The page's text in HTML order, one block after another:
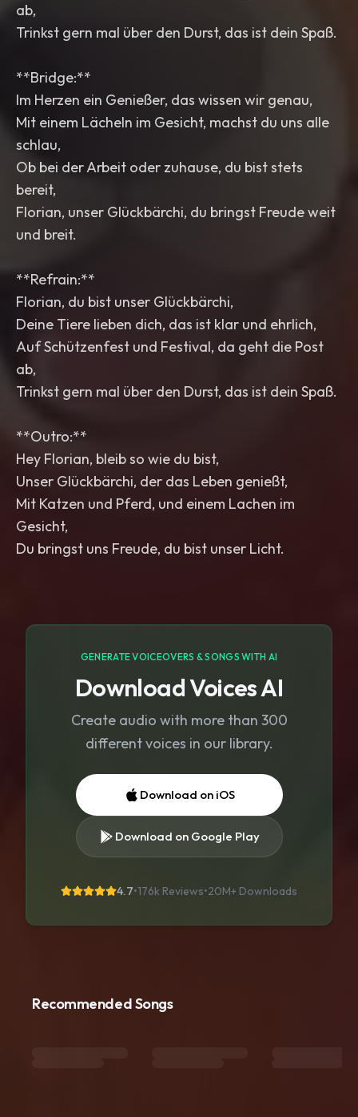
ab,
Trinkst gern mal über den Durst, das ist dein Spaß.
**Bridge:**
Im Herzen ein Genießer, das wissen wir genau,
Mit einem Lächeln im Gesicht, machst du uns alle
schlau,
Ob bei der Arbeit oder zuhause, du bist stets
bereit,
Florian, unser Glückbärchi, du bringst Freude weit
und breit.
**Refrain:**
Florian, du bist unser Glückbärchi,
Deine Tiere lieben dich, das ist klar und ehrlich,
Auf Schützenfest und Festival, da geht die Post
ab,
Trinkst gern mal über den Durst, das ist dein Spaß.
**Outro:**
Hey Florian, bleib so wie du bist,
Unser Glückbärchi, der das Leben genießt,
Mit Katzen und Pferd, und einem Lachen im
Gesicht,
Du bringst uns Freude, du bist unser Licht.
GENERATE VOICEOVERS & SONGS WITH AI
Download Voices AI
Create audio with more than 300
different voices in our library.
Download on iOS
Download on Google Play
4.7•176k Reviews•20M+ Downloads
Recommended Songs